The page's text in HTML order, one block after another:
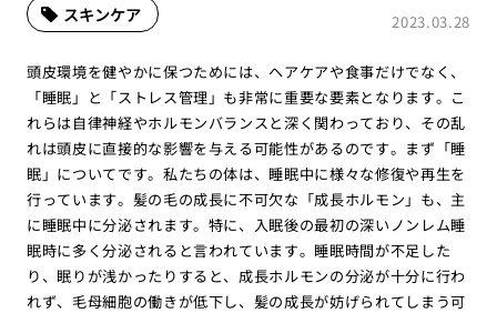
2023.03.28
スキンケア
頭皮環境を健やかに保つためには、ヘアケアや食事だけでなく、
「睡眠」と「ストレス管理」も非常に重要な要素となります。こ
れらは自律神経やホルモンバランスと深く関わっており、その乱
れは頭皮に直接的な影響を与える可能性があるのです。まず「睡
眠」についてです。私たちの体は、睡眠中に様々な修復や再生を
行っています。髪の毛の成長に不可欠な「成長ホルモン」も、主
に睡眠中に分泌されます。特に、入眠後の最初の深いノンレム睡
眠時に多く分泌されると言われています。睡眠時間が不足した
り、眠りが浅かったりすると、成長ホルモンの分泌が十分に行わ
れず、毛母細胞の働きが低下し、髪の成長が妨げられてしまう可